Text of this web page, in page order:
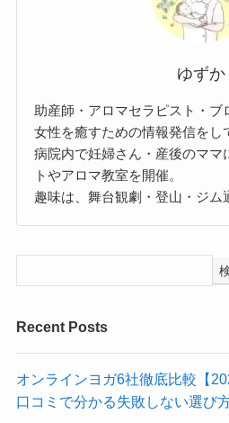
ゆずか
助産師・アロマセラピスト・ブ
女性を癒すための情報発信をし
病院内で妊婦さん・産後のママ
トやアロマ教室を開催。
趣味は、舞台観劇・登山・ジム
Recent Posts
オンラインヨガ6社徹底比較【
口コミで分かる失敗しない選び